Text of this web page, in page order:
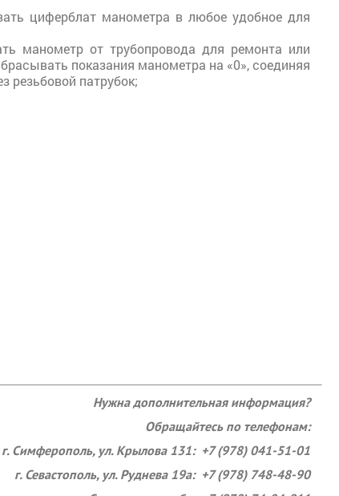
циферблат манометра в любое удобное для
манометр от трубопровода для ремонта или
показания манометра на «0», соединяя
резьбовой патрубок;
Нужна дополнительная информация?
Обращайтесь по телефонам:
г. Симферополь, ул. Крылова 131: +7 (978) 041-51-01
г. Севастополь, ул. Руднева 19а: +7 (978) 748-48-90